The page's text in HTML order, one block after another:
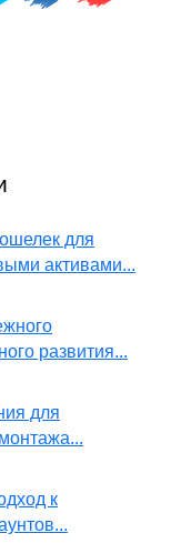
для
активами...
развития...
для
к